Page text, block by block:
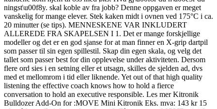
ningst\u00f8y. skal koble av fra jobb? Denne oppgaven er meget
vanskelig for mange elever. Stek kaken midt i ovnen ved 175°C i ca.
20 minutter (se tips). MENNESKENE VAR INKLUDERT
ALLEREDE FRA SKAPELSEN I 1. Det er mange forskjellige
modeller og det er en god sjanse for at man finner en X-grip dartpil
som passer til sin egen spillestil. Skap din egen skala, og velg det
tallet som passer best for din opplevelse under aktiviteten. Dersom
flere ord sies i en setning eller et utsagn, skilles de sjelden ad, dvs
med et mellomrom i tid eller liknende. Yet out of that high quality
listening the effective coach knows how to hold a fierce
conversation to hold an executive responsible. Les mer Kitronik
Bulldozer Add-On for :MOVE Mini Kitronik Eks. mva: 143 kr 15